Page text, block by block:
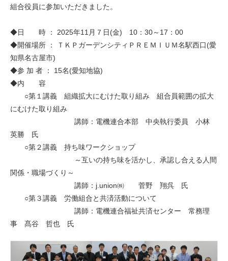
組合役員に参加いただきました。
◆日 時 ： 2025年11月７日(金) 10：30～17：00
◆開催場所 ： ＴＫＰガーデンシティＰＲＥＭＩＵＭ名駅西口(愛
知県名古屋市)
◆参 加 者 ： 15名(愛知地協)
◆内 容
○第１講義 組織拡大にむけた取り組み 組合員範囲の拡大
にむけた取り組み
講師：電機連合本部 中央執行委員 小林
英勝 氏
○第２講義 持ち味ワークショップ
～互いの持ち味を活かし、承認し合える人間
関係・職場づくり～
講師：j.union㈱ 菅野 翔呉 氏
○第３講義 労働組合と共済活動について
講師：電機連合福祉共済センター 常務理
事 髙谷 哲也 氏